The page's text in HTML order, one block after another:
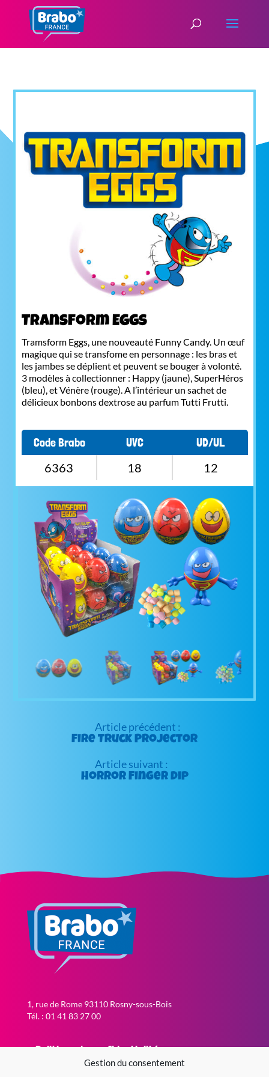
Gestion du consentement
Transform Eggs
Tramsform Eggs, une nouveauté Funny Candy. Un œuf
magique qui se transfome en personnage : les bras et
les jambes se déplient et peuvent se bouger à volonté.
3 modèles à collectionner : Happy (jaune), SuperHéros
(bleu), et Vénère (rouge). A l’intérieur un sachet de
délicieux bonbons dextrose au parfum Tutti Frutti.
Code Brabo UVC
UD/UL
6363
18 12
Fire Truck Projector
Horror Finger Dip
1, rue de Rome 93110 Rosny-sous-Bois
Tél. : 01 41 83 27 00
Politique de confidentialité
Politique de cookies (EU)